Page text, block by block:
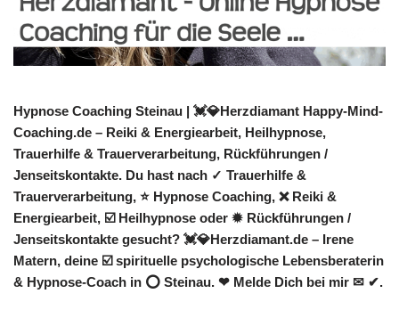
Hypnose Coaching Steinau | 💓️💎Herzdiamant Happy-Mind-
Coaching.de – Reiki & Energiearbeit, Heilhypnose,
Trauerhilfe & Trauerverarbeitung, Rückführungen /
Jenseitskontakte. Du hast nach ✓ Trauerhilfe &
Trauerverarbeitung, ⭐ Hypnose Coaching, ❌ Reiki &
Energiearbeit, ☑️ Heilhypnose oder ✹ Rückführungen /
Jenseitskontakte gesucht? 💓️💎Herzdiamant.de – Irene
Matern, deine ☑️ spirituelle psychologische Lebensberaterin
& Hypnose-Coach in ⭕ Steinau. ❤ Melde Dich bei mir ✉ ✔.